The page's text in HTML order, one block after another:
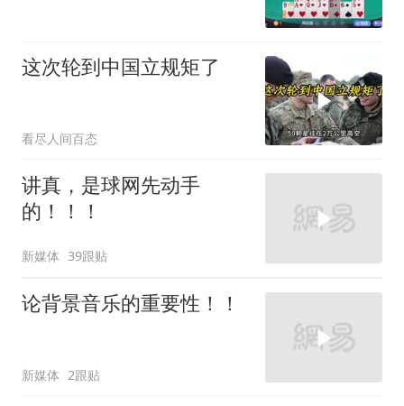
这次轮到中国立规矩了
看尽人间百态
讲真，是球网先动手
的！！！
新媒体 39跟贴
论背景音乐的重要性！！
新媒体 2跟贴